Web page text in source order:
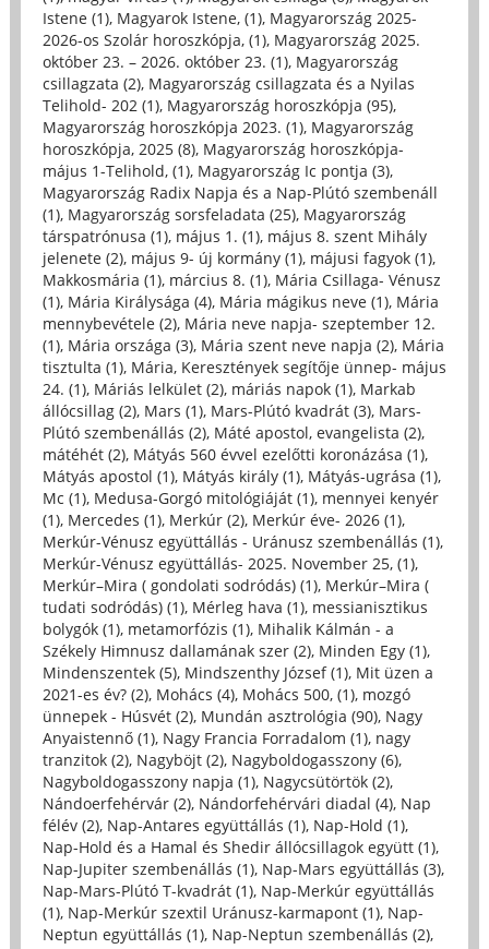
Istene (1), Magyarok Istene, (1), Magyarország 2025-
2026-os Szolár horoszkópja, (1), Magyarország 2025.
október 23. – 2026. október 23. (1), Magyarország
csillagzata (2), Magyarország csillagzata és a Nyilas
Telihold- 202 (1), Magyarország horoszkópja (95),
Magyarország horoszkópja 2023. (1), Magyarország
horoszkópja, 2025 (8), Magyarország horoszkópja-
május 1-Telihold, (1), Magyarország Ic pontja (3),
Magyarország Radix Napja és a Nap-Plútó szembenáll
(1), Magyarország sorsfeladata (25), Magyarország
társpatrónusa (1), május 1. (1), május 8. szent Mihály
jelenete (2), május 9- új kormány (1), májusi fagyok (1),
Makkosmária (1), március 8. (1), Mária Csillaga- Vénusz
(1), Mária Királysága (4), Mária mágikus neve (1), Mária
mennybevétele (2), Mária neve napja- szeptember 12.
(1), Mária országa (3), Mária szent neve napja (2), Mária
tisztulta (1), Mária, Keresztények segítője ünnep- május
24. (1), Máriás lelkület (2), máriás napok (1), Markab
állócsillag (2), Mars (1), Mars-Plútó kvadrát (3), Mars-
Plútó szembenállás (2), Máté apostol, evangelista (2),
mátéhét (2), Mátyás 560 évvel ezelőtti koronázása (1),
Mátyás apostol (1), Mátyás király (1), Mátyás-ugrása (1),
Mc (1), Medusa-Gorgó mitológiáját (1), mennyei kenyér
(1), Mercedes (1), Merkúr (2), Merkúr éve- 2026 (1),
Merkúr-Vénusz együttállás - Uránusz szembenállás (1),
Merkúr-Vénusz együttállás- 2025. November 25, (1),
Merkúr–Mira ( gondolati sodródás) (1), Merkúr–Mira (
tudati sodródás) (1), Mérleg hava (1), messianisztikus
bolygók (1), metamorfózis (1), Mihalik Kálmán - a
Székely Himnusz dallamának szer (2), Minden Egy (1),
Mindenszentek (5), Mindszenthy József (1), Mit üzen a
2021-es év? (2), Mohács (4), Mohács 500, (1), mozgó
ünnepek - Húsvét (2), Mundán asztrológia (90), Nagy
Anyaistennő (1), Nagy Francia Forradalom (1), nagy
tranzitok (2), Nagyböjt (2), Nagyboldogasszony (6),
Nagyboldogasszony napja (1), Nagycsütörtök (2),
Nándoerfehérvár (2), Nándorfehérvári diadal (4), Nap
félév (2), Nap-Antares együttállás (1), Nap-Hold (1),
Nap-Hold és a Hamal és Shedir állócsillagok együtt (1),
Nap-Jupiter szembenállás (1), Nap-Mars együttállás (3),
Nap-Mars-Plútó T-kvadrát (1), Nap-Merkúr együttállás
(1), Nap-Merkúr szextil Uránusz-karmapont (1), Nap-
Neptun együttállás (1), Nap-Neptun szembenállás (2),